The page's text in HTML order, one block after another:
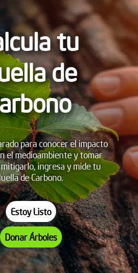
tu
de
para conocer el impacto
el medioambiente y tomar
ingresa y mide tu
de Carbono.
Estoy Listo
Donar Árboles